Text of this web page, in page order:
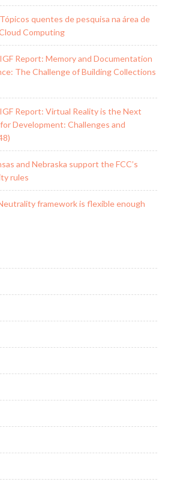
Tópicos quentes de pesquisa na área de
Computing
IGF Report: Memory and Documentation
The Challenge of Building Collections
IGF Report: Virtual Reality is the Next
Development: Challenges and
and Nebraska support the FCC’s
rules
framework is flexible enough